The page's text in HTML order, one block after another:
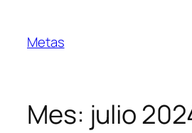
contenido
Metas
Mes: julio